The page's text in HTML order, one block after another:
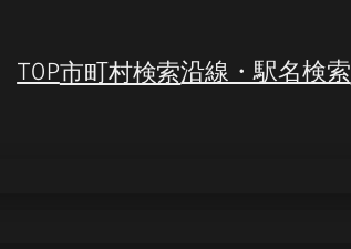
TOP市町村検索沿線・駅名検索